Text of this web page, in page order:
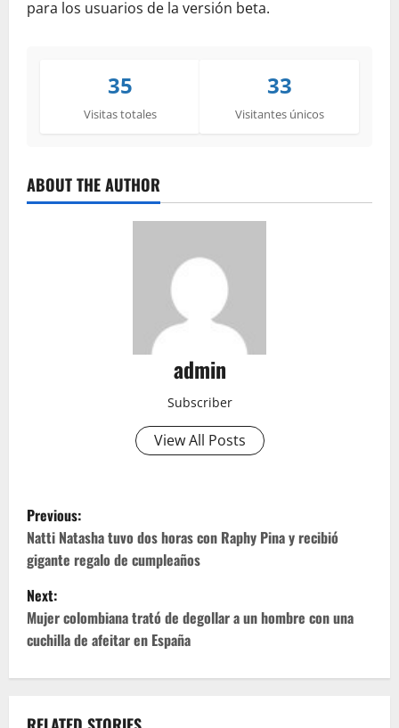
para los usuarios de la versión beta.
35
Visitas totales
33
Visitantes únicos
ABOUT THE AUTHOR
admin
Subscriber
View All Posts
P
o
s
t
n
Previous:
Natti Natasha tuvo dos horas con Raphy Pina y recibió
gigante regalo de cumpleaños
Next:
Mujer colombiana trató de degollar a un hombre con una
cuchilla de afeitar en España